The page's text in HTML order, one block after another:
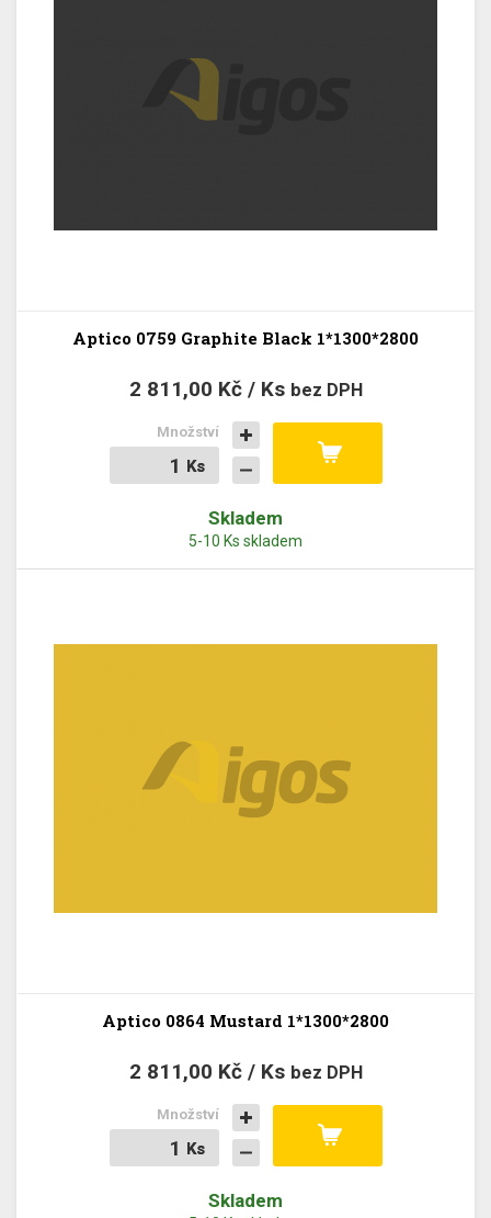
Aptico 0759 Graphite Black 1*1300*2800
2 811,00 Kč / Ks bez DPH
Ks
Ks
Množství
Skladem
5-10 Ks skladem
Aptico 0864 Mustard 1*1300*2800
2 811,00 Kč / Ks bez DPH
Ks
Ks
Množství
Skladem